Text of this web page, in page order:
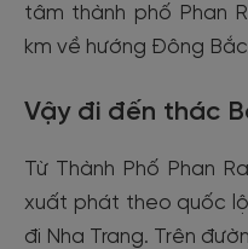
tâm thành phố Phan
km về hướng Đông
Vậy đi đến thác
Từ Thành Phố Phan
xuất phát theo quốc
đi Nha Trang. Trên